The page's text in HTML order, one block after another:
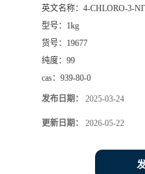
英文名称： 4-CHLORO-3-
型号： 1kg
货号： 19677
纯度： 99
cas： 939-80-0
发布日期： 2025-03-24
更新日期： 2026-05-22